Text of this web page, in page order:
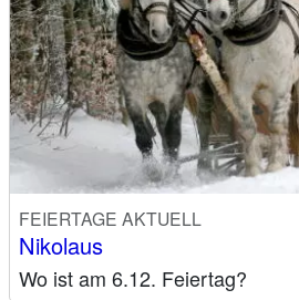
FEIERTAGE AKTUELL
Nikolaus
Wo ist am 6.12. Feiertag?